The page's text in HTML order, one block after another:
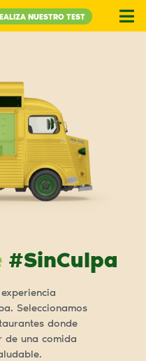
NUESTRO TEST
#SinCulpa
Seleccionamos
donde
de una comida